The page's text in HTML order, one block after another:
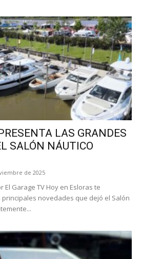
LAS GRANDES
SALÓN NÁUTICO
de 2025
El Garage TV Hoy en Esloras te
novedades que dejó el Salón